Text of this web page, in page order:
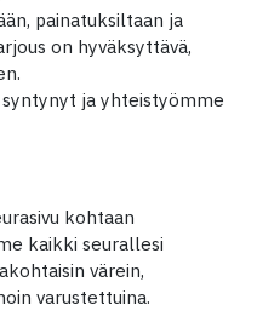
painatuksiltaan ja
on hyväksyttävä,
ja yhteistyömme
kohtaan
kaikki seurallesi
värein,
varustettuina.